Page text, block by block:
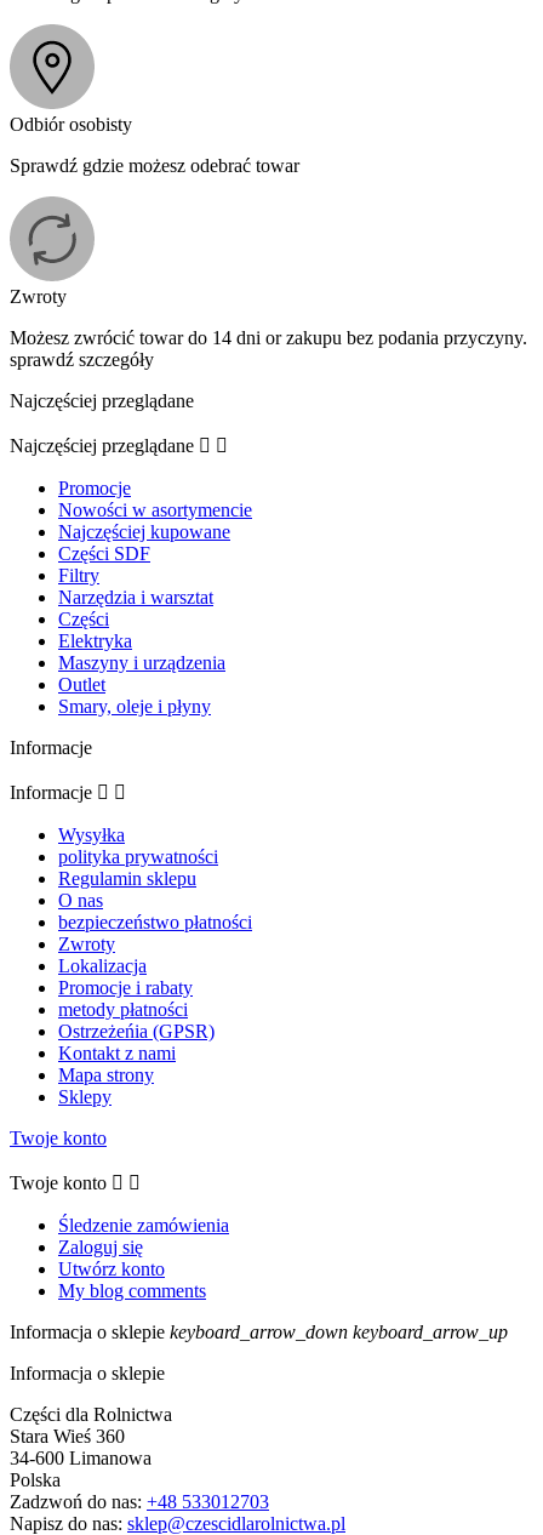
Odbiór osobisty
Sprawdź gdzie możesz odebrać towar
Zwroty
Możesz zwrócić towar do 14 dni or zakupu bez podania przyczyny.
sprawdź szczegóły
Najczęściej przeglądane
Najczęściej przeglądane  
Promocje
Nowości w asortymencie
Najczęściej kupowane
Części SDF
Filtry
Narzędzia i warsztat
Części
Elektryka
Maszyny i urządzenia
Outlet
Smary, oleje i płyny
Informacje
Informacje  
Wysyłka
polityka prywatności
Regulamin sklepu
O nas
bezpieczeństwo płatności
Zwroty
Lokalizacja
Promocje i rabaty
metody płatności
Ostrzeżeńia (GPSR)
Kontakt z nami
Mapa strony
Sklepy
Twoje konto
Twoje konto  
Śledzenie zamówienia
Zaloguj się
Utwórz konto
My blog comments
Informacja o sklepie keyboard_arrow_down keyboard_arrow_up
Informacja o sklepie
Części dla Rolnictwa
Stara Wieś 360
34-600 Limanowa
Polska
Zadzwoń do nas: +48 533012703
Napisz do nas: sklep@czescidlarolnictwa.pl